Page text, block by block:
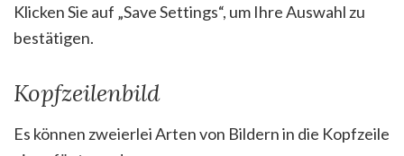
Klicken Sie auf „Save Settings“, um Ihre Auswahl zu
bestätigen.
Kopfzeilenbild
Es können zweierlei Arten von Bildern in die Kopfzeile